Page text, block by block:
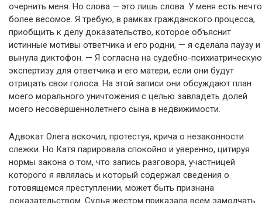
очернить меня. Но слова — это лишь слова. У меня есть нечто
более весомое. Я требую, в рамках гражданского процесса,
приобщить к делу доказательство, которое объяснит
истинные мотивы ответчика и его родни, — я сделала паузу и
вынула диктофон. — Я согласна на судебно-психиатрическую
экспертизу для ответчика и его матери, если они будут
отрицать свои голоса. На этой записи они обсуждают план
моего морального уничтожения с целью завладеть долей
моего несовершеннолетнего сына в недвижимости.
Адвокат Олега вскочил, протестуя, крича о незаконности
слежки. Но Катя парировала спокойно и уверенно, цитируя
нормы закона о том, что запись разговора, участницей
которого я являлась и который содержал сведения о
готовящемся преступлении, может быть признана
доказательством. Судья жестом приказала всем замолчать.